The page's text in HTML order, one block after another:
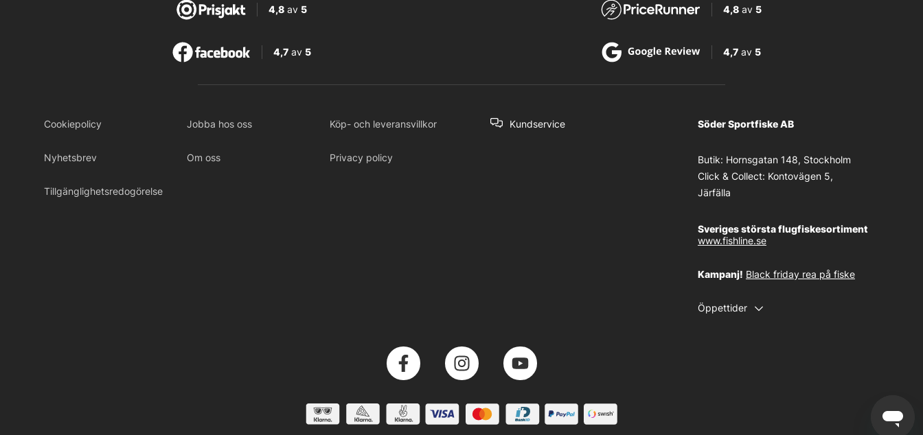
4,8 av5 4,8av 5
4,7av 5 4,7av 5
Cookiepolicy Jobba hos oss Köp- och leveransvillkor
Nyhetsbrev Om oss Privacy policy
Tillgänglighetsredogörelse
Kundservice Söder Sportfiske AB
Butik: Hornsgatan 148, Stockholm
Click & Collect: Kontovägen 5,
Järfälla
Sveriges största flugfiskesortiment
www.fishline.se
Kampanj! Black friday rea på fiske
Öppettider